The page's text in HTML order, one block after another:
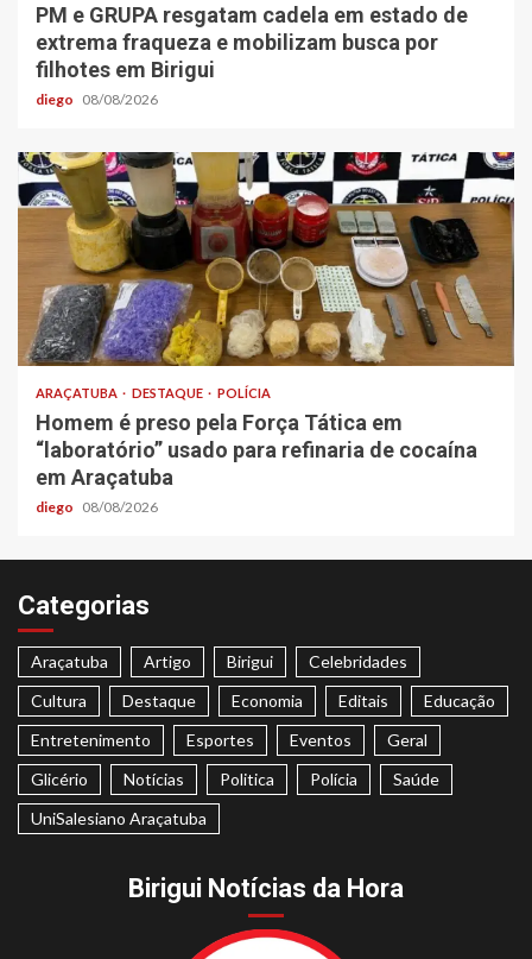
PM e GRUPA resgatam cadela em estado de
extrema fraqueza e mobilizam busca por
filhotes em Birigui
diego 08/08/2026
ARAÇATUBA DESTAQUE POLÍCIA
Homem é preso pela Força Tática em
“laboratório” usado para refinaria de cocaína
em Araçatuba
diego 08/08/2026
Categorias
Araçatuba Artigo Birigui
Celebridades
Cultura
Destaque Economia Editais
Educação
Entretenimento
Esportes Eventos
Geral
Glicério
Notícias Politica Polícia
Saúde
UniSalesiano Araçatuba
Birigui Notícias da Hora